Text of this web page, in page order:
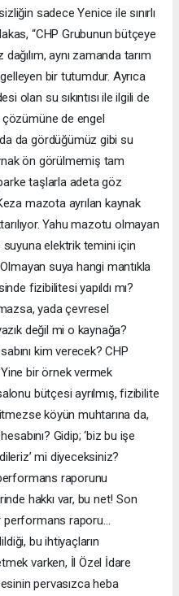
sadece Yenice ile sınırlı
“CHP Grubunun bütçeye
aynı zamanda tarım
bir tutumdur. Ayrıca
olan su sıkıntısı ile ilgili de
de engel
da gördüğümüz gibi su
ön görülmemiş tam
taşlarla adeta göz
mazota ayrılan kaynak
Yahu mazotu olmayan
suyuna elektrik temini için
suya hangi mantıkla
fizibilitesi yapıldı mı?
yada çevresel
değil mi o kaynağa?
kim verecek? CHP
bir örnek vermek
bütçesi ayrılmış, fizibilite
köyün muhtarına da,
Gidip; ‘biz bu işe
mi diyeceksiniz?
raporunu
hakkı var, bu net! Son
performans raporu…
bu ihtiyaçların
varken, İl Özel İdare
pervasızca heba